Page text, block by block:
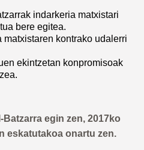
indarkeria matxistari
bere egitea.
kontrako udalerri
ekintzetan konpromisoak
egin zen, 2017ko
eskatutakoa onartu zen.